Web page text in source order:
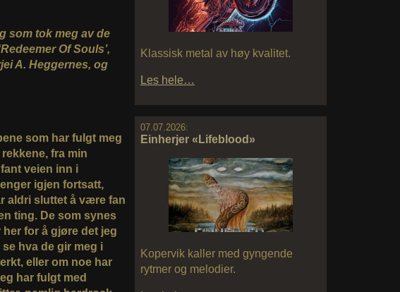
Klassisk metal av høy kvalitet.
Les hele…
07.07.2026:
Einherjer «Lifeblood»
Kopervik kaller med gyngende
rytmer og melodier.
som tok meg av de
Of Souls’,
A. Heggernes, og
som har fulgt meg
fra min
veien inn i
igjen fortsatt,
aldri sluttet å være fan
ting. De som synes
her for å gjøre det jeg
hva de gir meg i
eller om noe har
har fulgt med